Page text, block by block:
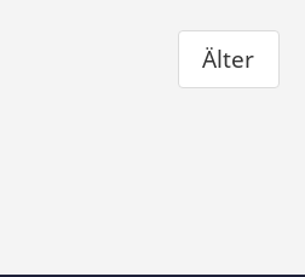
Älter